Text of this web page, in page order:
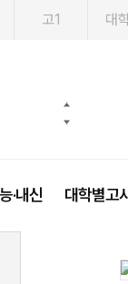
고1 대
·내신 대학별고